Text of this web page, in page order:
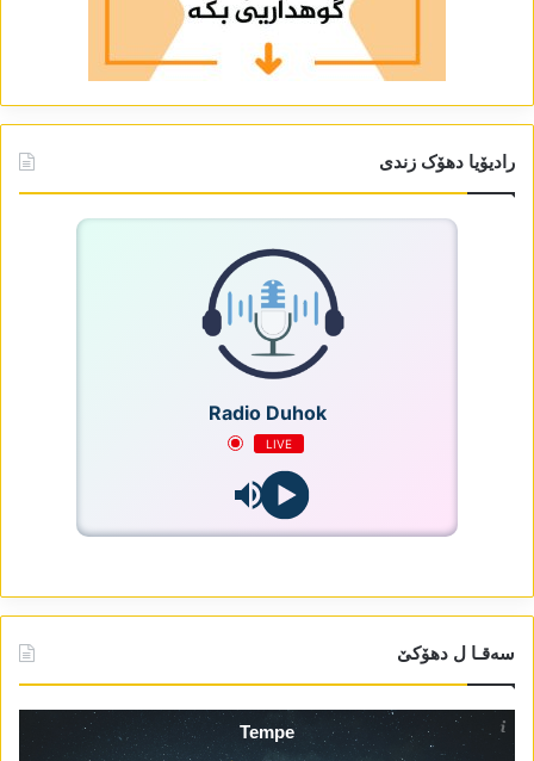
رادیۆیا دھۆک زندی
Radio Duhok
LIVE
سەقـا ل دھۆکێ
Tempe